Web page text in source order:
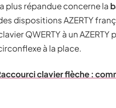
plus répandue concerne la
dispositions AZERTY
QWERTY à un
à la place.
clavier flèche :